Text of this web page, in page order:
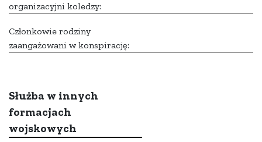
organizacyjni koledzy:
Członkowie rodziny
zaangażowani w konspirację:
Służba w innych
formacjach
wojskowych